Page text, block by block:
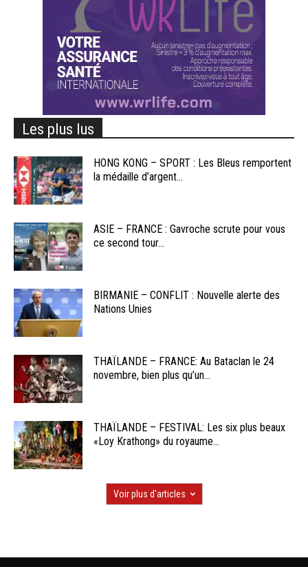
Les plus lus
HONG KONG – SPORT : Les Bleus remportent
la médaille d’argent...
ASIE – FRANCE : Gavroche scrute pour vous
ce second tour...
BIRMANIE – CONFLIT : Nouvelle alerte des
Nations Unies
THAÏLANDE – FRANCE: Au Bataclan le 24
novembre, bien plus qu’un...
THAÏLANDE – FESTIVAL: Les six plus beaux
«Loy Krathong» du royaume...
Voir plus d'articles